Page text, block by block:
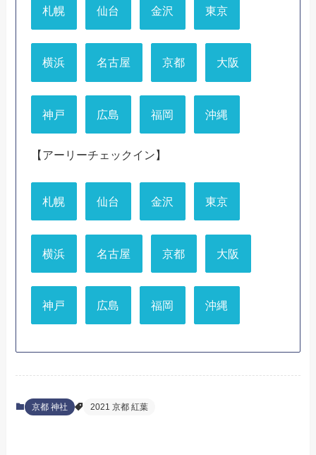
札幌 仙台 金沢 東京
横浜 名古屋 京都 大阪
神戸 広島 福岡 沖縄
【アーリーチェックイン】
札幌 仙台 金沢 東京
横浜 名古屋 京都 大阪
神戸 広島 福岡 沖縄
京都 神社 2021 京都 紅葉